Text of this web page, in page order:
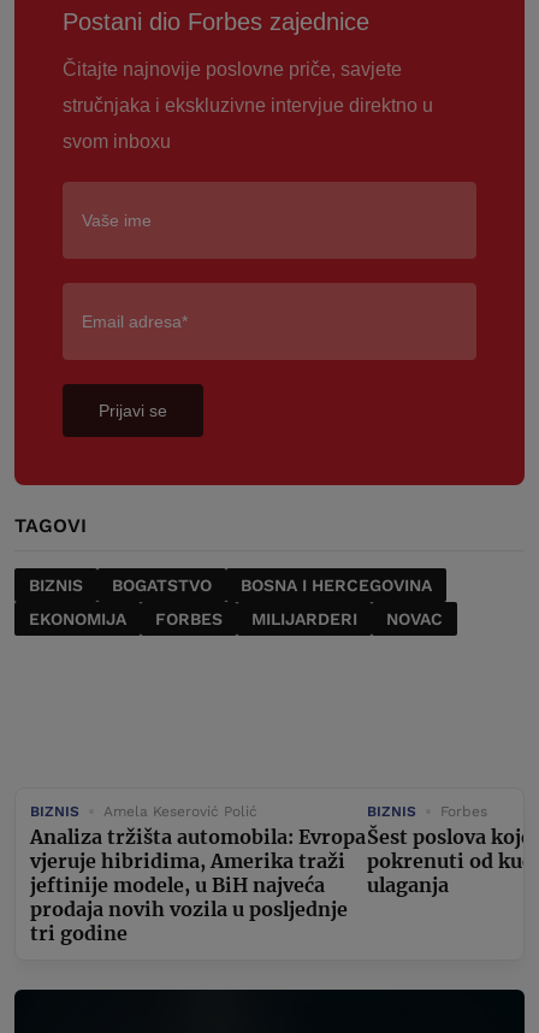
Postani dio Forbes zajednice
Čitajte najnovije poslovne priče, savjete
stručnjaka i ekskluzivne intervjue direktno u
svom inboxu
Prijavi se
TAGOVI
BIZNIS BOGATSTVO
BOSNA I HERCEGOVINA
EKONOMIJA
FORBES MILIJARDERI NOVAC
BIZNIS Amela Keserović Polić
Analiza tržišta automobila: Evropa
vjeruje hibridima, Amerika traži
jeftinije modele, u BiH najveća
prodaja novih vozila u posljednje
tri godine
BIZNIS Forbes
Šest poslova
pokrenuti od
ulaganja